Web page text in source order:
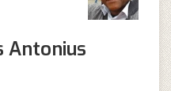
Antonius